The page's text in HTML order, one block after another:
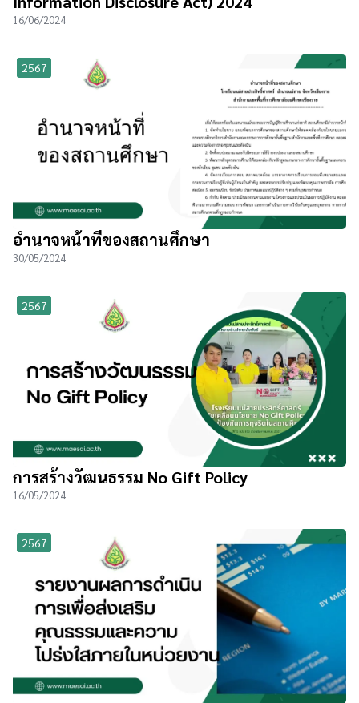
16/06/2024
2567
อำนาจหน้าที่ของสถานศึกษา
30/05/2024
2567
การสร้างวัฒนธรรม No Gift Policy
16/05/2024
2567